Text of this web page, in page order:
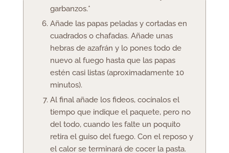
garbanzos.*
Añade las papas peladas y cortadas en
cuadrados o chafadas. Añade unas
hebras de azafrán y lo pones todo de
nuevo al fuego hasta que las papas
estén casi listas (aproximadamente 10
minutos).
Al final añade los fideos, cocínalos el
tiempo que indique el paquete, pero no
del todo, cuando les falte un poquito
retira el guiso del fuego. Con el reposo y
el calor se terminará de cocer la pasta.